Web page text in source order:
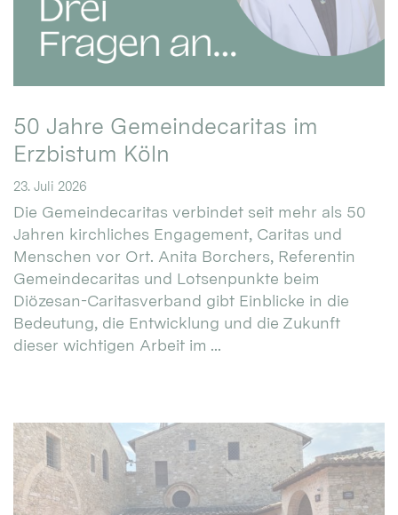
50 Jahre Gemeindecaritas im
Erzbistum Köln
23. Juli 2026
Die Gemeindecaritas verbindet seit mehr als 50
Jahren kirchliches Engagement, Caritas und
Menschen vor Ort. Anita Borchers, Referentin
Gemeindecaritas und Lotsenpunkte beim
Diözesan-Caritasverband gibt Einblicke in die
Bedeutung, die Entwicklung und die Zukunft
dieser wichtigen Arbeit im ...